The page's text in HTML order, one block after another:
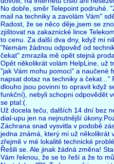
No dobře, směr Telepoint podruhé.
mail na techniky a zavolám Vám"
Radost, že se něco děje,jsem se
zjištovat na zakaznické lince
to cenu. Za další dva dny, když mi
"Nemám žádnou odpověď od
čekat" zmrazila mě opět stejná
Opět několikrát volám HelpLine, už
"jak Vám mohu pomoci" a naučené
napsat dotaz na techniky a čekat..."
dlouho jsou povinni to opravit když
funkční), nebyli schopni odpovědět
se ptal:(.
Už docela teču, dalších 14 dní bez
dial-upu jen na nejnutnější
Záchrana snad vysvitla v podobě
jedna známá, který mi už několikrát
zřejmě v mé lokalitě technické
Řešili se. Ale jinak žádná změna!
Vám řeknou, že se to řeší a že to